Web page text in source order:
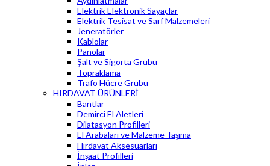
Elektrik Elektronik Sayaçlar
Elektrik Tesisat ve Sarf Malzemeleri
Jeneratörler
Kablolar
Panolar
Şalt ve Sigorta Grubu
Topraklama
Trafo Hücre Grubu
HIRDAVAT ÜRÜNLERİ
Bantlar
Demirci El Aletleri
Dilatasyon Profilleri
El Arabaları ve Malzeme Taşıma
Hırdavat Aksesuarları
İnşaat Profilleri